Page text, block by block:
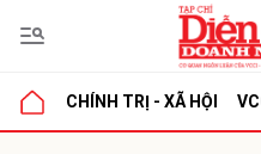
CHÍNH TRỊ - XÃ HỘI
luận